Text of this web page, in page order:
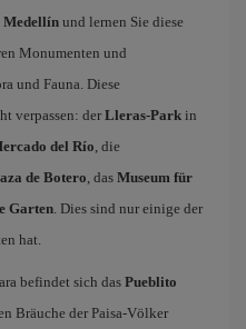
Medellín und lernen Sie diese
Monumenten und
und Fauna. Diese
verpassen: der Lleras-Park in
del Río , die
de Botero , das Museum für
Garten . Dies sind nur einige der
hat.
befindet sich das Pueblito
Bräuche der Paisa-Völker